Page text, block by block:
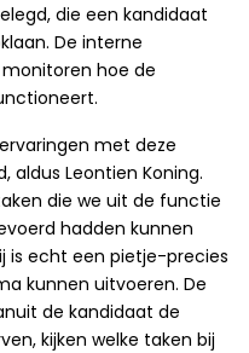
die een kandidaat
De interne
hoe de
met deze
aldus Leontien Koning.
die we uit de functie
hadden kunnen
is echt een pietje-precies
kunnen uitvoeren. De
de kandidaat de
kijken welke taken bij